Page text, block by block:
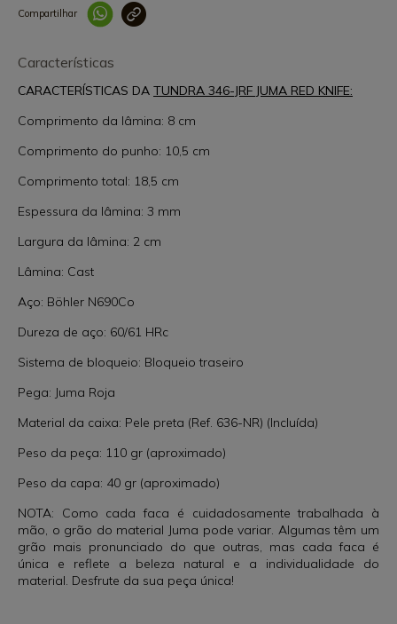
Compartilhar
Características
CARACTERÍSTICAS DA TUNDRA 346-JRF JUMA RED KNIFE:
Comprimento da lâmina: 8 cm
Comprimento do punho: 10,5 cm
Comprimento total: 18,5 cm
Espessura da lâmina: 3 mm
Largura da lâmina: 2 cm
Lâmina: Cast
Aço: Böhler N690Co
Dureza de aço: 60/61 HRc
Sistema de bloqueio: Bloqueio traseiro
Pega: Juma Roja
Material da caixa: Pele preta (Ref. 636-NR) (Incluída)
Peso da peça: 110 gr (aproximado)
Peso da capa: 40 gr (aproximado)
NOTA: Como cada faca é cuidadosamente trabalhada à
mão, o grão do material Juma pode variar. Algumas têm um
grão mais pronunciado do que outras, mas cada faca é
única e reflete a beleza natural e a individualidade do
material. Desfrute da sua peça única!